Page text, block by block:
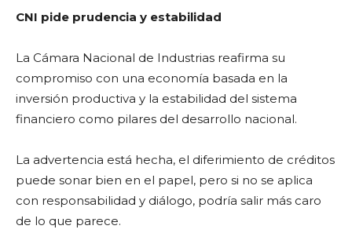
CNI pide prudencia y estabilidad
La Cámara Nacional de Industrias reafirma su
compromiso con una economía basada en la
inversión productiva y la estabilidad del sistema
financiero como pilares del desarrollo nacional.
La advertencia está hecha, el diferimiento de créditos
puede sonar bien en el papel, pero si no se aplica
con responsabilidad y diálogo, podría salir más caro
de lo que parece.